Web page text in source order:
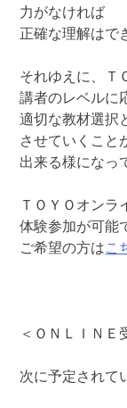
力がなければ
正確な理解はで
それゆえに、Ｔ
講者のレベルに
適切な教材選択
させていくこと
出来る様になっ
ＴＯＹＯオンラ
体験参加が可能
ご希望の方はこ
＜ＯＮＬＩＮＥ
次に予定されて